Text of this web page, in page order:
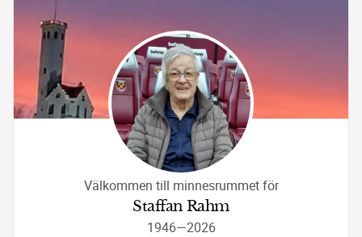
Välkommen till minnesrummet för
Staffan Rahm
1946—2026